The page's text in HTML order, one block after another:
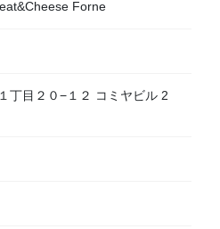
Forne
丁目２０−１２ コミヤビル 2